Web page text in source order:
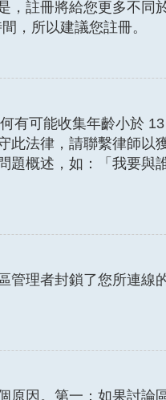
註冊將給您更多不同
，所以建議您註冊。
有可能收集年齡小於
法律，請聯繫律師以
概述，如：「我要與
理者封鎖了您所連線
因。第一：如果討論